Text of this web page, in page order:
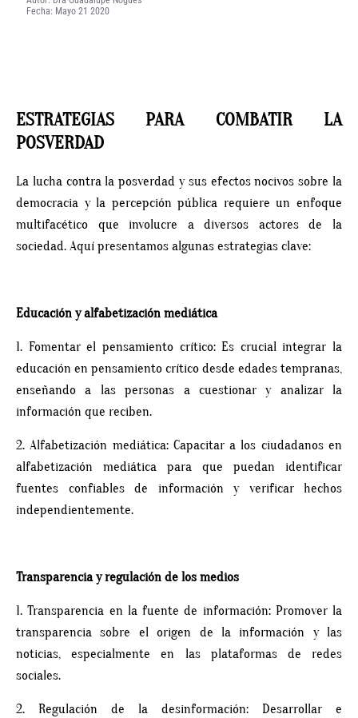
Fecha: Mayo 21 2020
ESTRATEGIAS PARA COMBATIR LA
POSVERDAD
La lucha contra la posverdad y sus efectos nocivos sobre la
democracia y la percepción pública requiere un enfoque
multifacético que involucre a diversos actores de la
sociedad. Aquí presentamos algunas estrategias clave:
Educación y alfabetización mediática
1. Fomentar el pensamiento crítico: Es crucial integrar la
educación en pensamiento crítico desde edades tempranas,
enseñando a las personas a cuestionar y analizar la
información que reciben.
2. Alfabetización mediática: Capacitar a los ciudadanos en
alfabetización mediática para que puedan identificar
fuentes confiables de información y verificar hechos
independientemente.
Transparencia y regulación de los medios
1. Transparencia en la fuente de información: Promover la
transparencia sobre el origen de la información y las
noticias, especialmente en las plataformas de redes
sociales.
2. Regulación de la desinformación: Desarrollar e